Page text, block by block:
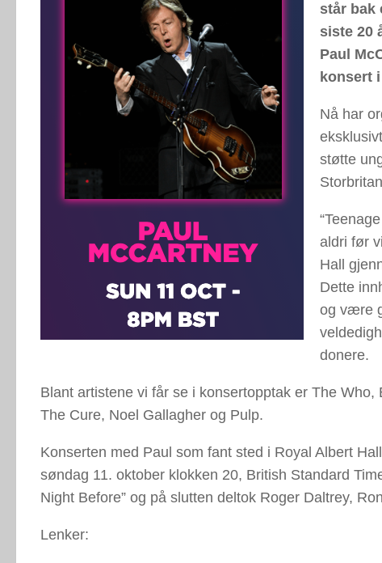
står bak
siste 20
Paul
konsert
Nå har
støtte
aldri før
Hall
Dette
og være
donere.
Blant artistene vi får se i konsertopptak er The
The Cure, Noel Gallagher og Pulp.
Konserten med Paul som fant sted i Royal Albert
søndag 11. oktober klokken 20, British Standard
Night Before” og på slutten deltok Roger Daltrey,
Lenker: